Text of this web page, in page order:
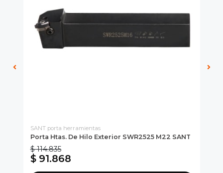
SANT porta herramientas
Porta Htas. De Hilo Exterior SWR2525 M22 SANT
$ 114.835
$ 91.868